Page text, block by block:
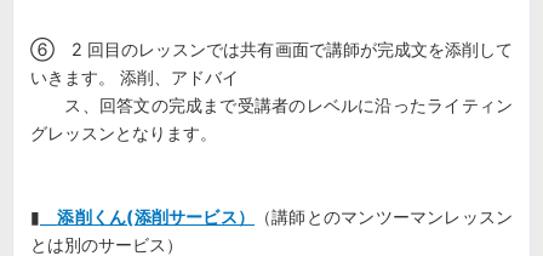
⑥ 2 回目のレッスンでは共有画面で講師が完成文を添削して
いきます。 添削、アドバイ
ス、回答文の完成まで受講者のレベルに沿ったライティン
グレッスンとなります。
▮ 添削くん(添削サービス）
（講師とのマンツーマンレッスン
とは別のサービス）